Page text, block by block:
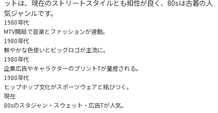
ットは、現在のストリートスタイルとも相性が良く、80sは古着の人
気ジャンルです。
1980年代
MTV開局で音楽とファッションが連動。
1980年代
鮮やかな色使いとビッグロゴが主流に。
1980年代
企業広告やキャラクターのプリントTが量産される。
1980年代
ヒップホップ文化がスポーツウェアと結びつく。
現在
80sのスタジャン・スウェット・広告Tが人気。